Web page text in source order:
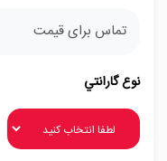
تماس برای قیمت
نوع گارانتي